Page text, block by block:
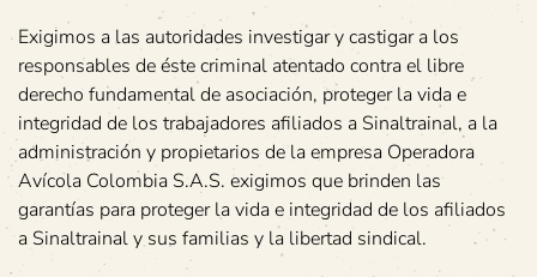
Exigimos a las autoridades investigar y castigar a los
responsables de éste criminal atentado contra el libre
derecho fundamental de asociación, proteger la vida e
integridad de los trabajadores afiliados a Sinaltrainal, a la
administración y propietarios de la empresa Operadora
Avícola Colombia S.A.S. exigimos que brinden las
garantías para proteger la vida e integridad de los afiliados
a Sinaltrainal y sus familias y la libertad sindical.